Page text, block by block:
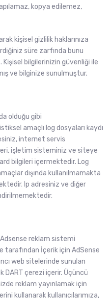
kopya edilemez,
kişisel gizlilik haklarınıza
süre zarfında bunu
bilgilerinizin güvenliği ile
ve bilginize sunulmuştur.
olduğu gibi
amaçlı log dosyaları kaydı
internet servis
işletim sisteminiz ve siteye
bilgileri içermektedir. Log
dışında kullanılmamakta
Ip adresiniz ve diğer
reklam sistemi
tarafından İçerik için AdSense
web sitelerinde sunulan
DART çerezi içerir. Üçüncü
reklam yayınlamak için
kullanarak kullanıcılarımıza,